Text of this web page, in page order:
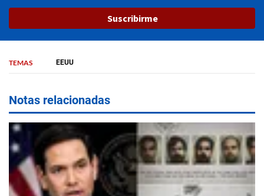
Suscribirme
TEMAS EEUU
Notas relacionadas